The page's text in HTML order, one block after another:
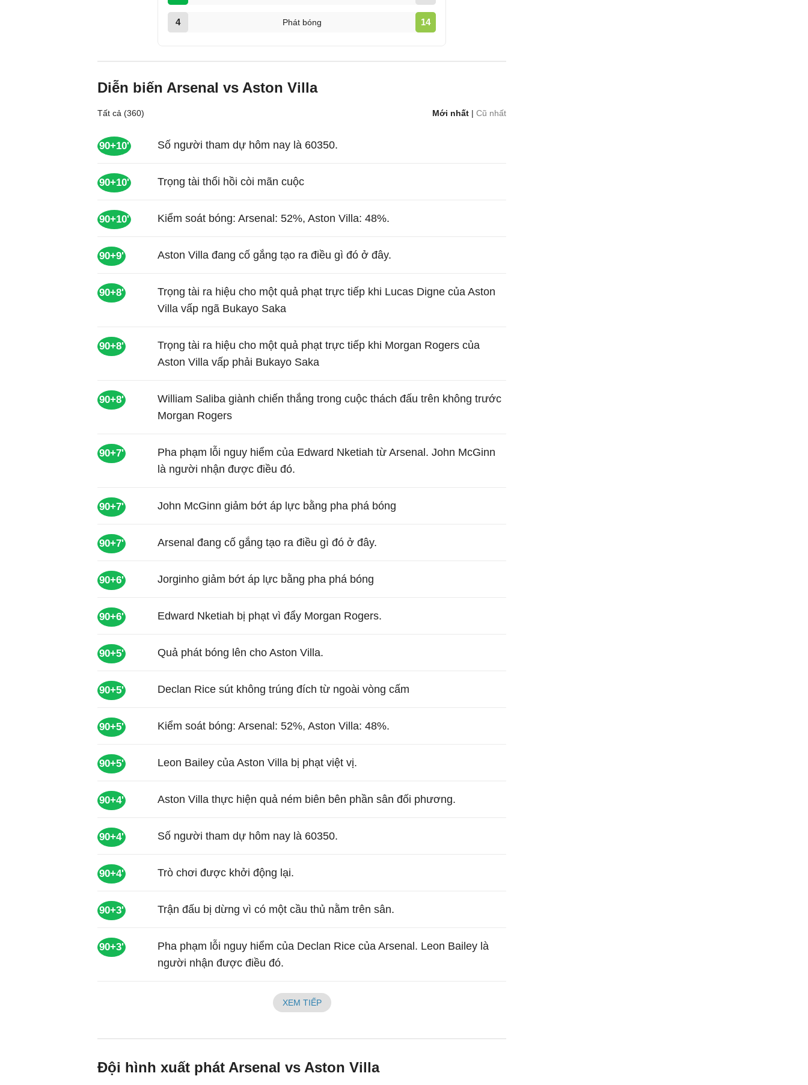
4 Phát bóng 14
Diễn biến Arsenal vs Aston Villa
Tất cả (360) Mới nhất |Cũ nhất
90+10' Số người tham dự hôm nay là 60350.
90+10' Trọng tài thổi hồi còi mãn cuộc
90+10' Kiểm soát bóng: Arsenal: 52%, Aston Villa: 48%.
90+9' Aston Villa đang cố gắng tạo ra điều gì đó ở đây.
90+8'
Trọng tài ra hiệu cho một quả phạt trực tiếp khi Lucas Digne của Aston
Villa vấp ngã Bukayo Saka
90+8'
Trọng tài ra hiệu cho một quả phạt trực tiếp khi Morgan Rogers của
Aston Villa vấp phải Bukayo Saka
90+8'
William Saliba giành chiến thắng trong cuộc thách đấu trên không trước
Morgan Rogers
90+7'
Pha phạm lỗi nguy hiểm của Edward Nketiah từ Arsenal. John McGinn
là người nhận được điều đó.
90+7' John McGinn giảm bớt áp lực bằng pha phá bóng
90+7' Arsenal đang cố gắng tạo ra điều gì đó ở đây.
90+6' Jorginho giảm bớt áp lực bằng pha phá bóng
90+6' Edward Nketiah bị phạt vì đẩy Morgan Rogers.
90+5' Quả phát bóng lên cho Aston Villa.
90+5' Declan Rice sút không trúng đích từ ngoài vòng cấm
90+5' Kiểm soát bóng: Arsenal: 52%, Aston Villa: 48%.
90+5' Leon Bailey của Aston Villa bị phạt việt vị.
90+4' Aston Villa thực hiện quả ném biên bên phần sân đối phương.
90+4' Số người tham dự hôm nay là 60350.
90+4' Trò chơi được khởi động lại.
90+3' Trận đấu bị dừng vì có một cầu thủ nằm trên sân.
90+3'
Pha phạm lỗi nguy hiểm của Declan Rice của Arsenal. Leon Bailey là
người nhận được điều đó.
XEM TIẾP
Đội hình xuất phát Arsenal vs Aston Villa